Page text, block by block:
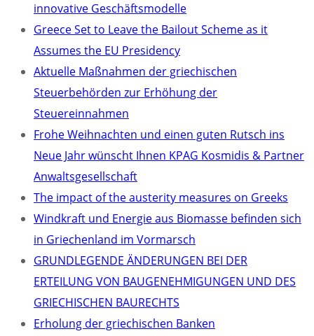
innovative Geschäftsmodelle
Greece Set to Leave the Bailout Scheme as it
Assumes the EU Presidency
Aktuelle Maßnahmen der griechischen
Steuerbehörden zur Erhöhung der
Steuereinnahmen
Frohe Weihnachten und einen guten Rutsch ins
Neue Jahr wünscht Ihnen KPAG Kosmidis & Partner
Anwaltsgesellschaft
The impact of the austerity measures on Greeks
Windkraft und Energie aus Biomasse befinden sich
in Griechenland im Vormarsch
GRUNDLEGENDE ÄNDERUNGEN BEI DER
ERTEILUNG VON BAUGENEHMIGUNGEN UND DES
GRIECHISCHEN BAURECHTS
Erholung der griechischen Banken